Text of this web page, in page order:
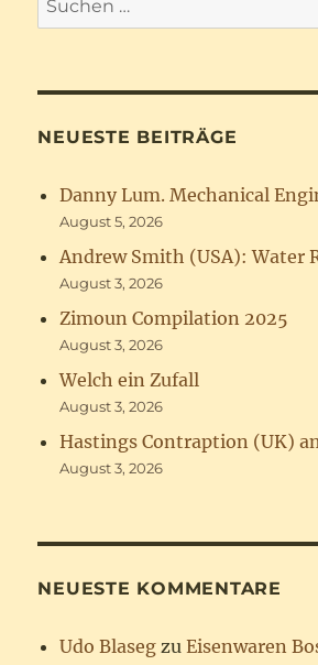
nach:
NEUESTE BEITRÄGE
Danny Lum. Mechanical
August 5, 2026
Andrew Smith (USA): Water
August 3, 2026
Zimoun Compilation 2025
August 3, 2026
Welch ein Zufall
August 3, 2026
Hastings Contraption (UK)
August 3, 2026
NEUESTE KOMMENTARE
Udo Blaseg zuEisenwaren